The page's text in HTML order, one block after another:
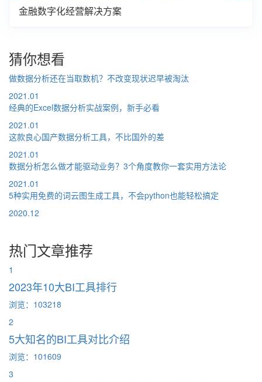
金融数字化经营解决方案
猜你想看
做数据分析还在当取数机？不改变现状迟早被淘汰
2021.01
经典的Excel数据分析实战案例，新手必看
2021.01
这款良心国产数据分析工具，不比国外的差
2021.01
数据分析怎么做才能驱动业务？3个角度教你一套实用方法论
2021.01
5种实用免费的词云图生成工具，不会python也能轻松搞定
2020.12
热门文章推荐
1
2023年10大BI工具排行
浏览：103218
2
5大知名的BI工具对比介绍
浏览：101609
3